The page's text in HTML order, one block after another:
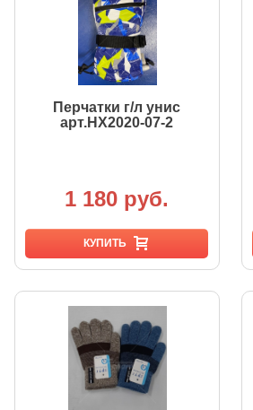
Перчатки г/л унис
арт.HX2020-07-2
1 180 руб.
КУПИТЬ